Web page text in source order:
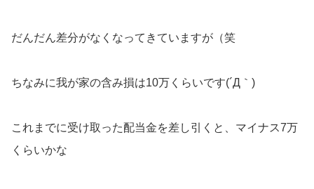
だんだん差分がなくなってきていますが（笑
ちなみに我が家の含み損は10万くらいです(´Д｀)
これまでに受け取った配当金を差し引くと、マイナス7万
くらいかな